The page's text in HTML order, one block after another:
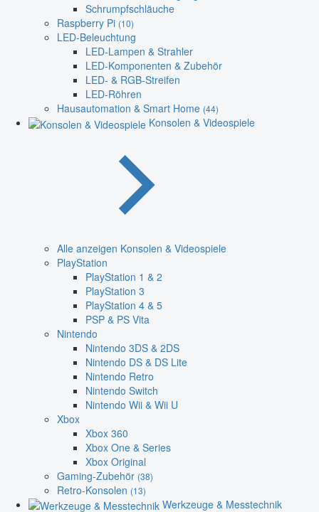
Schrumpfschläuche
Raspberry Pi (10)
LED-Beleuchtung
LED-Lampen & Strahler
LED-Komponenten & Zubehör
LED- & RGB-Streifen
LED-Röhren
Hausautomation & Smart Home (44)
Konsolen & Videospiele
Alle anzeigen Konsolen & Videospiele
PlayStation
PlayStation 1 & 2
PlayStation 3
PlayStation 4 & 5
PSP & PS Vita
Nintendo
Nintendo 3DS & 2DS
Nintendo DS & DS Lite
Nintendo Retro
Nintendo Switch
Nintendo Wii & Wii U
Xbox
Xbox 360
Xbox One & Series
Xbox Original
Gaming-Zubehör (38)
Retro-Konsolen (13)
Werkzeuge & Messtechnik